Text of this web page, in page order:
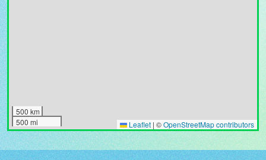
500 km
500 mi
Leaflet | ©OpenStreetMap contributors